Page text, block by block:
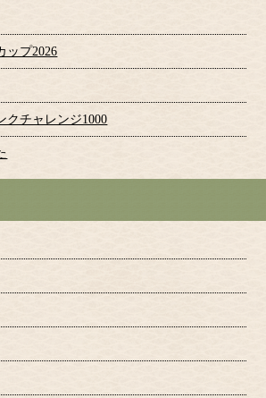
ップ2026
クチャレンジ1000